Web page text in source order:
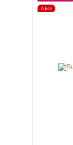
Akce